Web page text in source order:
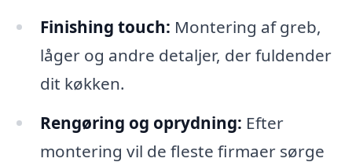
Finishing touch: Montering af greb,
låger og andre detaljer, der fuldender
dit køkken.
Rengøring og oprydning: Efter
montering vil de fleste firmaer sørge